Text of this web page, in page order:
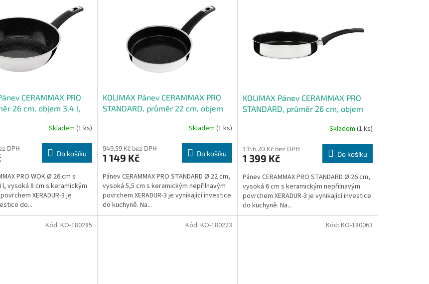
CERAMMAX PRO
26 cm, objem 3.4 l,
Skladem (1 ks)
DPH
Do košíku
PRO WOK Ø 26 cm s
l, vysoká 8 cm s keramickým
XERADUR-3 je
do...
KOLIMAX Pánev CERAMMAX PRO
STANDARD, průměr 22 cm, objem
Skladem (1 ks)
949,59 Kč bez DPH
1 149 Kč Do košíku
Pánev CERAMMAX PRO STANDARD Ø 22 cm,
vysoká 5,5 cm s keramickým nepřilnavým
povrchem XERADUR-3 je vynikající investice
do kuchyně. Na...
KOLIMAX Pánev CERAMMAX PRO
STANDARD, průměr 26 cm, objem
Skladem (1 ks)
1 156,20 Kč bez DPH
1 399 Kč Do košíku
Pánev CERAMMAX PRO STANDARD Ø 26 cm,
vysoká 6 cm s keramickým nepřilnavým
povrchem XERADUR-3 je vynikající investice
do kuchyně. Na...
Kód: KO-180285 Kód: KO-180223 Kód: KO-180063